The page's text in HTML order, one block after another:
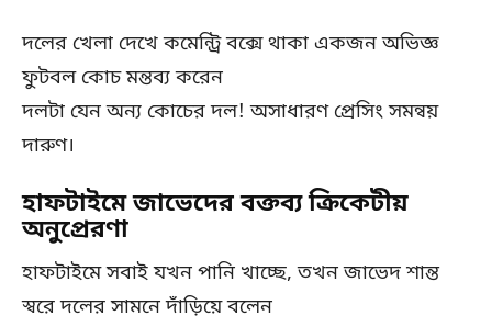
দলের খেলা দেখে কমেন্ট্রি বক্সে থাকা একজন অভিজ্ঞ
ফুটবল কোচ মন্তব্য করেন
দলটা যেন অন্য কোচের দল! অসাধারণ প্রেসিং সমন্বয়
দারুণ।
হাফটাইমে জাভেদের বক্তব্য ক্রিকেটীয়
অনুপ্রেরণা
হাফটাইমে সবাই যখন পানি খাচ্ছে, তখন জাভেদ শান্ত
স্বরে দলের সামনে দাঁড়িয়ে বলেন